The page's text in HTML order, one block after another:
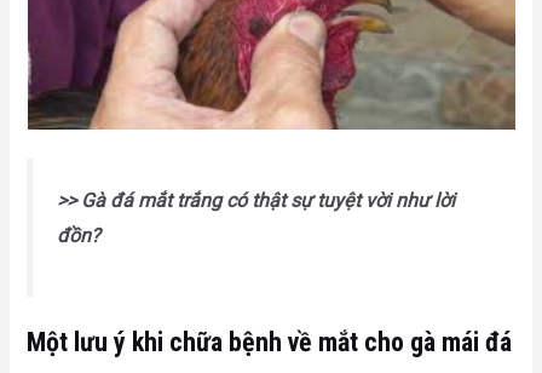
>> Gà đá mắt trắng có thật sự tuyệt vời như lời
đồn?
Một lưu ý khi chữa bệnh về mắt cho gà mái đá